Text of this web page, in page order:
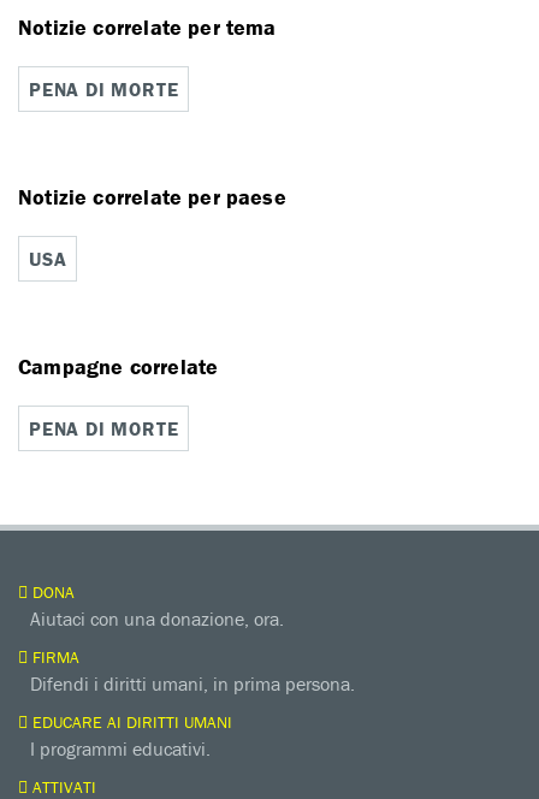
Notizie correlate per tema
PENA DI MORTE
Notizie correlate per paese
USA
Campagne correlate
PENA DI MORTE
DONA
Aiutaci con una donazione, ora.
FIRMA
Difendi i diritti umani, in prima persona.
EDUCARE AI DIRITTI UMANI
I programmi educativi.
ATTIVATI